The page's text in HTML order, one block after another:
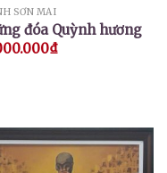
SƠN MÀI
đóa Quỳnh hương
₫